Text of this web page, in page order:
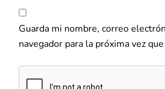
Guarda mi nombre, correo
navegador para la próxima vez